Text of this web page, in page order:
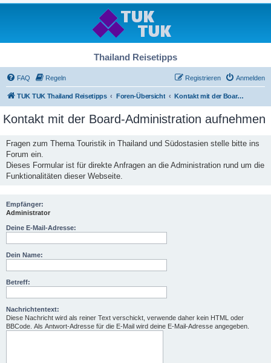
Thailand Reisetipps
FAQ Regeln Anmelden
Registrieren
TUK TUK Thailand Reisetipps Foren-Übersicht Kontakt mit der Board-Administration aufnehmen
Kontakt mit der Board-Administration aufnehmen
Fragen zum Thema Touristik in Thailand und Südostasien stelle bitte ins
Forum ein.
Dieses Formular ist für direkte Anfragen an die Administration rund um die
Funktionalitäten dieser Webseite.
Empfänger:
Administrator
Deine E-Mail-Adresse:
Dein Name:
Betreff:
Nachrichtentext:
Diese Nachricht wird als reiner Text verschickt, verwende daher kein HTML oder
BBCode. Als Antwort-Adresse für die E-Mail wird deine E-Mail-Adresse angegeben.